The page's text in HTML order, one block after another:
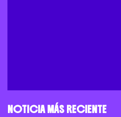
NOTICIA MÁS RECIENTE